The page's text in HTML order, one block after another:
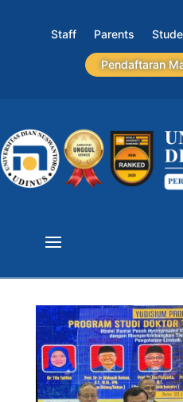
Staff Parents
Pendaftaran